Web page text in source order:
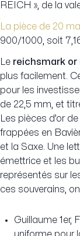
REICH », de la
La pièce de 20
900/1000, soit
Le reichsmark or
plus facilement.
pour les
de 22,5 mm, et
Les pièces d’or
frappées en
et la Saxe. Une
émettrice et les
représentés sur
ces souverains,
Guillaume 1er,